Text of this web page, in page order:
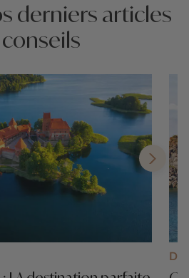
derniers articles